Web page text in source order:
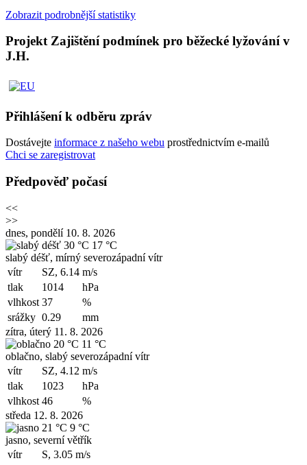
Zobrazit podrobnější statistiky
Projekt Zajištění podmínek pro běžecké lyžování v
J.H.
Přihlášení k odběru zpráv
Dostávejte informace z našeho webu prostřednictvím e-mailů
Chci se zaregistrovat
Předpověď počasí
<<
>>
dnes, pondělí 10. 8. 2026
30 °C 17 °C
slabý déšť, mírný severozápadní vítr
vítr
SZ, 6.14 m/s
tlak
1014
hPa
vlhkost 37
%
srážky 0.29
mm
zítra, úterý 11. 8. 2026
20 °C 11 °C
oblačno, slabý severozápadní vítr
vítr
SZ, 4.12 m/s
tlak
1023
hPa
vlhkost 46
%
středa 12. 8. 2026
21 °C 9 °C
jasno, severní větřík
vítr
S, 3.05 m/s